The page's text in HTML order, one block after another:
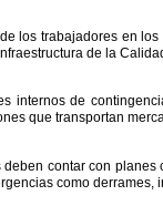
de los trabajadores en los
de la
internos de
que transportan
deben contar con planes
como derrames,